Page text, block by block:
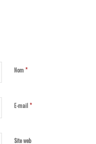
Nom*
E-mail*
Site web